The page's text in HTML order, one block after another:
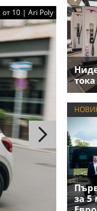
от 10 | Ari Poly
за 5